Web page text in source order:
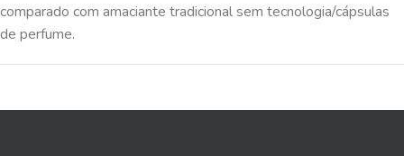
comparado com amaciante tradicional sem tecnologia/cápsulas
de perfume.